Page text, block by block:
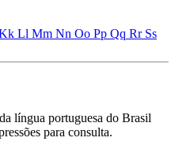
Ll Mm Nn Oo Pp Qq Rr Ss
língua portuguesa do Brasil
para consulta.